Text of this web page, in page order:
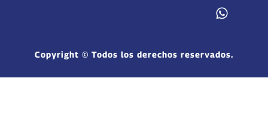
Copyright © Todos los derechos reservados.